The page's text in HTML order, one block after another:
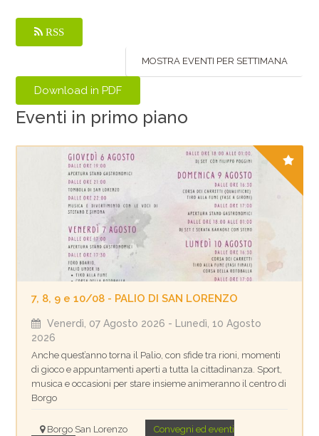
RSS
MOSTRA EVENTI PER SETTIMANA
Eventi in primo piano
7, 8, 9 e 10/08 - PALIO DI SAN LORENZO
Venerdì, 07 Agosto 2026 - Lunedì, 10 Agosto
2026
Anche quest’anno torna il Palio, con sfide tra rioni, momenti
di gioco e appuntamenti aperti a tutta la cittadinanza. Sport,
musica e occasioni per stare insieme animeranno il centro di
Borgo
Borgo San Lorenzo
Convegni ed eventi